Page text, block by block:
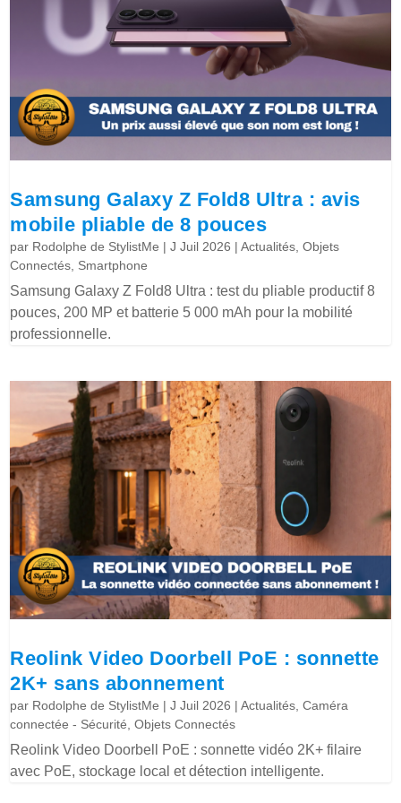
Samsung Galaxy Z Fold8 Ultra : avis
mobile pliable de 8 pouces
par Rodolphe de StylistMe |J Juil 2026 |Actualités,Objets
Connectés, Smartphone
Samsung Galaxy Z Fold8 Ultra : test du pliable productif 8
pouces, 200 MP et batterie 5 000 mAh pour la mobilité
professionnelle.
Reolink Video Doorbell PoE : sonnette
2K+ sans abonnement
par Rodolphe de StylistMe |J Juil 2026 |Actualités,Caméra
connectée - Sécurité,Objets Connectés
Reolink Video Doorbell PoE : sonnette vidéo 2K+ filaire
avec PoE, stockage local et détection intelligente.